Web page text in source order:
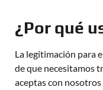
¿Por qué
La legitimación para
de que necesitamos
aceptas con